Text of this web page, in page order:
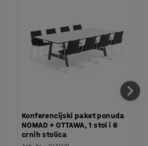
Konferencijski paket ponuda
NOMAD + OTTAWA, 1 stol i 8
crnih stolica